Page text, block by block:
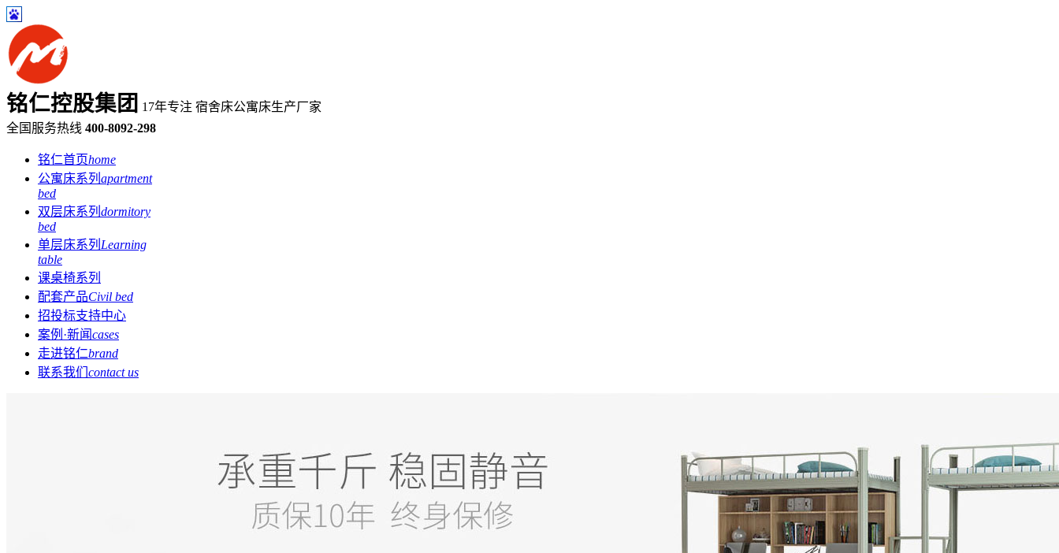
铭仁控股集团 17年专注 宿舍床公寓床生产厂家
全国服务热线 400-8092-298
铭仁首页home
公寓床系列 apartment
bed
双层床系列 dormitory
bed
单层床系列 Learning
table
课桌椅系列
配套产品Civil bed
招投标支持中心
案例·新闻cases
走进铭仁brand
联系我们 contact us